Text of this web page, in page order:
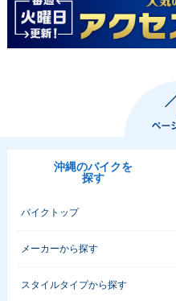
沖縄のバイクを
探す
バイクトップ
メーカーから探す
スタイルタイプから探す